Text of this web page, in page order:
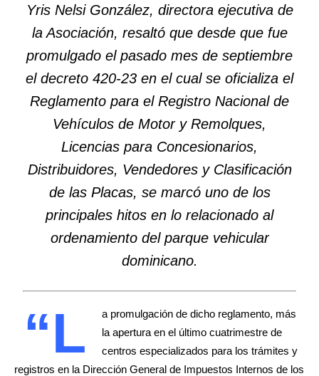
Yris Nelsi González, directora ejecutiva de
la Asociación, resaltó que desde que fue
promulgado el pasado mes de septiembre
el decreto 420-23 en el cual se oficializa el
Reglamento para el Registro Nacional de
Vehículos de Motor y Remolques,
Licencias para Concesionarios,
Distribuidores, Vendedores y Clasificación
de las Placas, se marcó uno de los
principales hitos en lo relacionado al
ordenamiento del parque vehicular
dominicano.
“L
a promulgación de dicho reglamento, más
la apertura en el último cuatrimestre de
centros especializados para los trámites y
registros en la Dirección General de Impuestos Internos de los